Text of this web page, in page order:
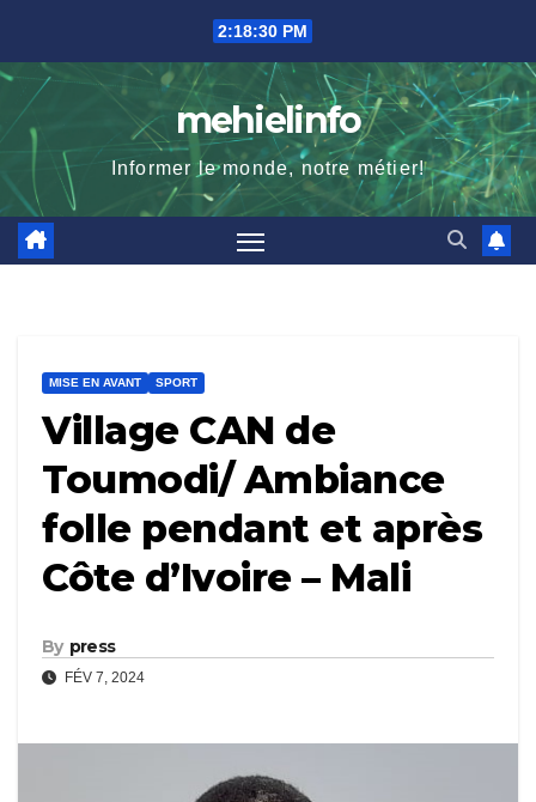
content
2:18:31 PM
mehielinfo
Informer le monde, notre métier!
MISE EN AVANT SPORT
Village CAN de
Toumodi/ Ambiance
folle pendant et après
Côte d’Ivoire – Mali
By press
FÉV 7, 2024